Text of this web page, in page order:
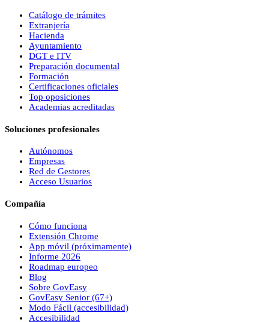
Catálogo de trámites
Extranjería
Hacienda
Ayuntamiento
DGT e ITV
Preparación documental
Formación
Certificaciones oficiales
Top oposiciones
Academias acreditadas
Soluciones profesionales
Autónomos
Empresas
Red de Gestores
Acceso Usuarios
Compañía
Cómo funciona
Extensión Chrome
App móvil (próximamente)
Informe 2026
Roadmap europeo
Blog
Sobre GovEasy
GovEasy Senior (67+)
Modo Fácil (accesibilidad)
Accesibilidad